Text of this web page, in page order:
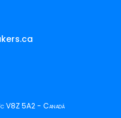
V8Z 5A2 - Canadá